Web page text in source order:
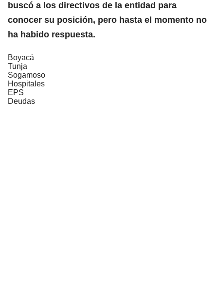
buscó a los directivos de la entidad para
conocer su posición, pero hasta el momento no
ha habido respuesta.
Boyacá
Tunja
Sogamoso
Hospitales
EPS
Deudas